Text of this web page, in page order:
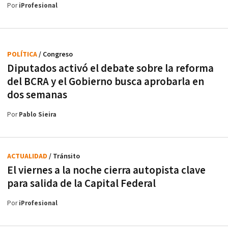
PoriProfesional
Diputados activó el debate sobre la reforma
del BCRA y el Gobierno busca aprobarla en
dos semanas
POLÍTICA/ Congreso
PorPablo Sieira
El viernes a la noche cierra autopista clave
para salida de la Capital Federal
ACTUALIDAD / Tránsito
PoriProfesional